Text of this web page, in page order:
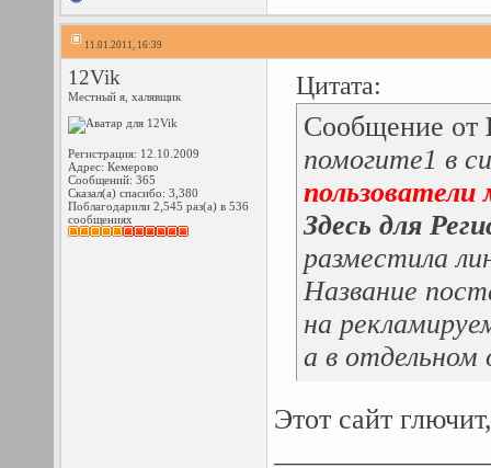
11.01.2011, 16:39
12Vik
Местный я, халявщик
Регистрация: 12.10.2009
Адрес: Кемерово
Сообщений: 365
Сказал(а) спасибо: 3,380
Поблагодарили 2,545 раз(а) в 536
сообщениях
Цитата:
Сообщение от
помогите1 в
Здесь для
разместила
Название
на
а в отдельном
Этот сайт